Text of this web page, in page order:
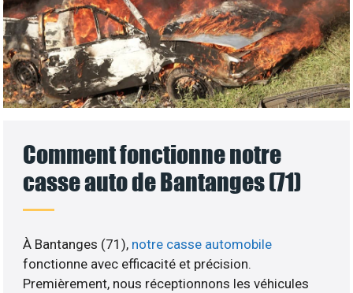
Comment fonctionne notre
casse auto de Bantanges (71)
À Bantanges (71), notre casse automobile
fonctionne avec efficacité et précision.
Premièrement, nous réceptionnons les véhicules